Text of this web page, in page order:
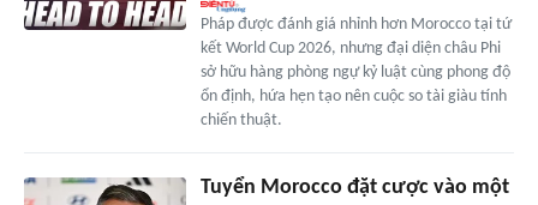
Pháp được đánh giá nhỉnh hơn Morocco tại tứ
kết World Cup 2026, nhưng đại diện châu Phi
sở hữu hàng phòng ngự kỷ luật cùng phong độ
ổn định, hứa hẹn tạo nên cuộc so tài giàu tính
chiến thuật.
Tuyển Morocco đặt cược vào một